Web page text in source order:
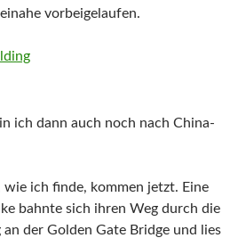
vorbeigelaufen.
ich dann auch noch nach China-
ich finde, kommen jetzt. Eine
bahnte sich ihren Weg durch die
der Golden Gate Bridge und lies